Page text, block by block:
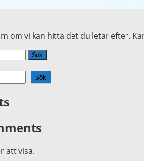
– Learn about filtration
place.
solutions: Air, liquid, water
Three specialized companies –
om vi kan hitta det du letar efter.
Sök
att visa.